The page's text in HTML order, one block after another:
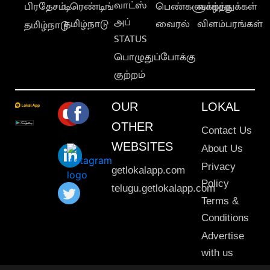
பிரதேசம்
தமிழ்நாடு
டிரெண்டிங்
தமிழ்நாடு
வாட்ஸ்
அப்
STATUS
பொழுதுப்போக்கு
குற்றம்
பெண்களுக்காக
வைரல்
வாழ்த்துக்கள்
விளம்பரங்கள்
OUR
OTHER
WEBSITES
getlokalapp.com
telugu.getlokalapp.com
LOKAL
Contact Us
About Us
Privacy
Policy
Terms &
Conditions
Advertise
with us